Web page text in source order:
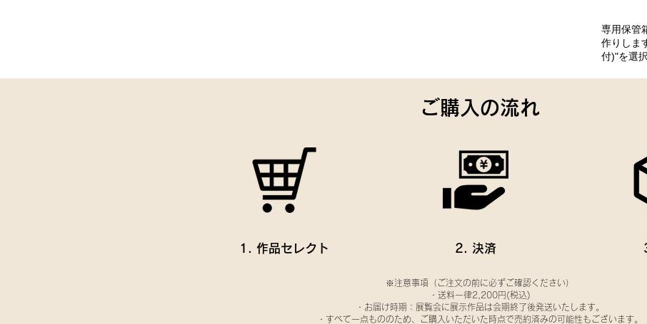
専用保管
作りしま
付)"を選
ご購入の流れ
1. 作品セレクト 2. 決済
※注意事項（ご注文の前に必ずご確認ください）
・送料一律2,200円(税込)
・お届け時期：展覧会に展示作品は会期終了後発送いたします。
・すべて一点もののため、ご購入いただいた時点で売約済みの可能性もございます。